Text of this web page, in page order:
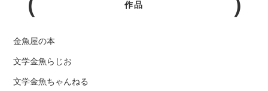
作品
金魚屋の本
文学金魚らじお
文学金魚ちゃんねる